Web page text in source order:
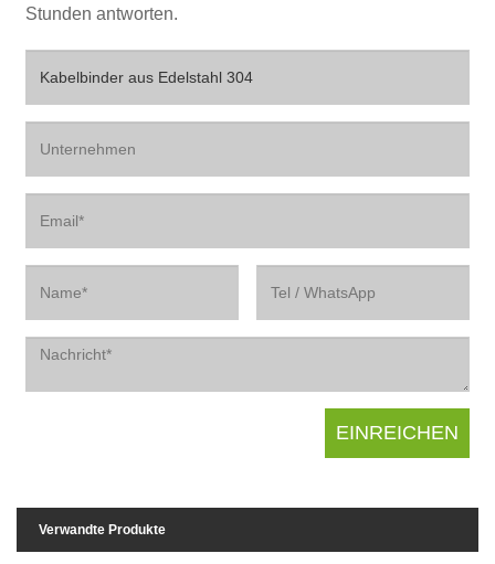
Stunden antworten.
Verwandte Produkte